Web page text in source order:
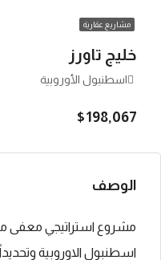
مشاريع عقارية
خليج تاورز
اسطنبول الأوروبية
$198,067
الوصف
مشروع استراتيجي معفى
اسطنبول الاوروبية